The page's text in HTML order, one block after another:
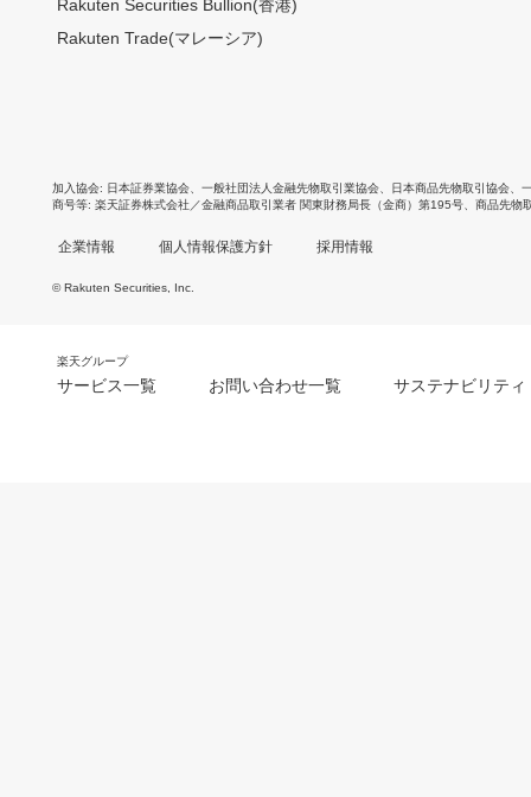
Rakuten Securities Bullion(香港)
Rakuten Trade(マレーシア)
加入協会 日本証券業協会 一般社団法人金融先物取引業協会 日本商品先物取引協会
商号等 楽天証券株式会社／金融商品取引業者 関東財務局長（金商）第195号、商品先物
企業情報 個人情報保護方針 採用情報
© Rakuten Securities, Inc.
楽天グループ
サービス一覧 お問い合わせ一覧 サステナビリティ